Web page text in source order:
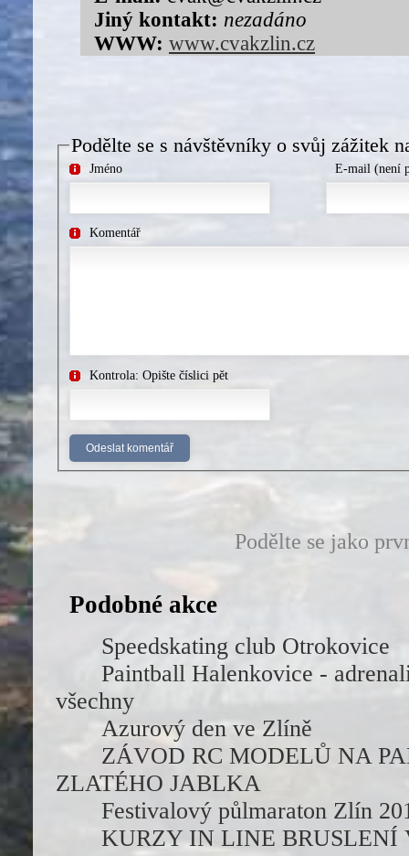
Jiný kontakt: nezadáno
WWW: www.cvakzlin.cz
Podělte se s návštěvníky o svůj zážitek
Jméno E-mail (není
Komentář
Kontrola: Opište číslici pět
Podělte se jako
Podobné akce
Speedskating club Otrokovice
Paintball Halenkovice -
všechny
Azurový den ve Zlíně
ZÁVOD RC MODELŮ NA
ZLATÉHO JABLKA
Festivalový půlmaraton Zlín
KURZY IN LINE BRUSLENÍ